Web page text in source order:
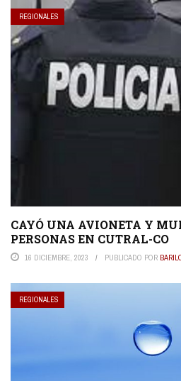
REGIONALES
CAYÓ UNA AVIONETA Y
PERSONAS EN CUTRAL-CO
16 DICIEMBRE, 2023 PUBLICADO POR
REGIONALES